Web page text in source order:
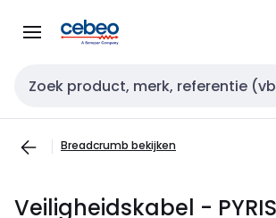
naar
naar
Zoekveld invoer
Breadcrumb bekijken
Veiligheidskabel -